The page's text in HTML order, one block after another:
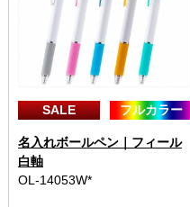
SALE フルカラー
名入れボールペン｜フィール
白軸
OL-14053W*